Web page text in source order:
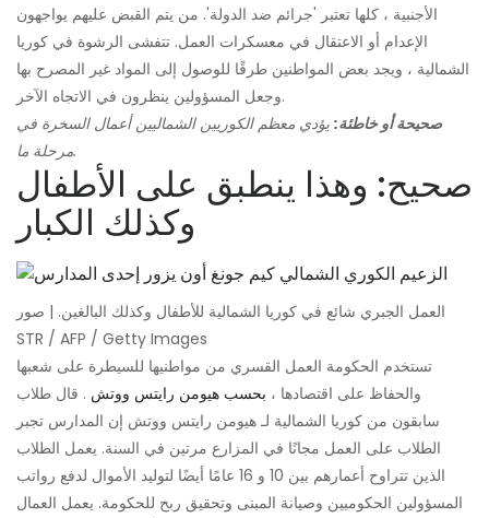
الأجنبية ، كلها تعتبر 'جرائم ضد الدولة'. من يتم القبض عليهم يواجهون
الإعدام أو الاعتقال في معسكرات العمل. تتفشى الرشوة في كوريا
الشمالية ، ويجد بعض المواطنين طرقًا للوصول إلى المواد غير المصرح بها
وجعل المسؤولين ينظرون في الاتجاه الآخر.
صحيحة أو خاطئة: يؤدي معظم الكوريين الشماليين أعمال السخرة في
مرحلة ما.
صحيح: وهذا ينطبق على الأطفال
وكذلك الكبار
العمل الجبري شائع في كوريا الشمالية للأطفال وكذلك البالغين. | صور
STR / AFP / Getty Images
تستخدم الحكومة العمل القسري من مواطنيها للسيطرة على شعبها
والحفاظ على اقتصادها ، بحسب هيومن رايتس ووتش . قال طلاب
سابقون من كوريا الشمالية لـ هيومن رايتس ووتش إن المدارس تجبر
الطلاب على العمل مجانًا في المزارع مرتين في السنة. يعمل الطلاب
الذين تتراوح أعمارهم بين 10 و 16 عامًا أيضًا لتوليد الأموال لدفع رواتب
المسؤولين الحكوميين وصيانة المبنى وتحقيق ربح للحكومة. يعمل العمال